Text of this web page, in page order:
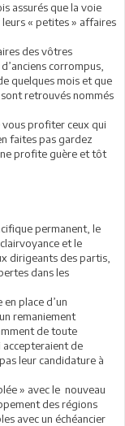
assurés que la voie
« petites » affaires
des vôtres
corrompus,
quelques mois et que
retrouvés nommés
profiter ceux qui
faites pas gardez
profite guère et tôt
permanent, le
et le
dirigeants des partis,
dans les
place d’un
remaniement
de toute
accepteraient de
leur candidature à
» avec le nouveau
des régions
avec un échéancier